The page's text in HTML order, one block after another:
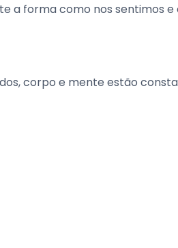
a forma como nos sentimos
corpo e mente estão